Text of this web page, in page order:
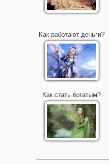
Как работают деньги?
Как стать богатым?